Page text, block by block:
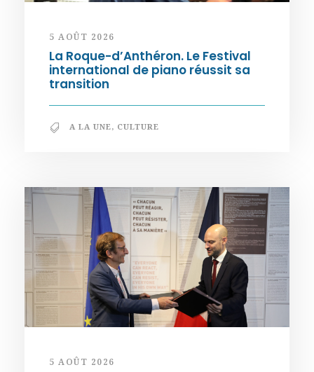
5 AOÛT 2026
La Roque-d’Anthéron. Le Festival
international de piano réussit sa
transition
A LA UNE, CULTURE
5 AOÛT 2026